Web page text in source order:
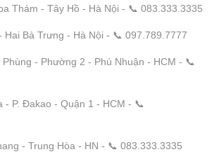
Thám - Tây Hồ - Hà Nội - 📞 083.333.3335
Hai Bà Trưng - Hà Nội - 📞 097.789.7777
- Phường 2 - Phú Nhuận - HCM - 📞
- P. Đakao - Quận 1 - HCM - 📞
- Trung Hòa - HN - 📞 083.333.3335